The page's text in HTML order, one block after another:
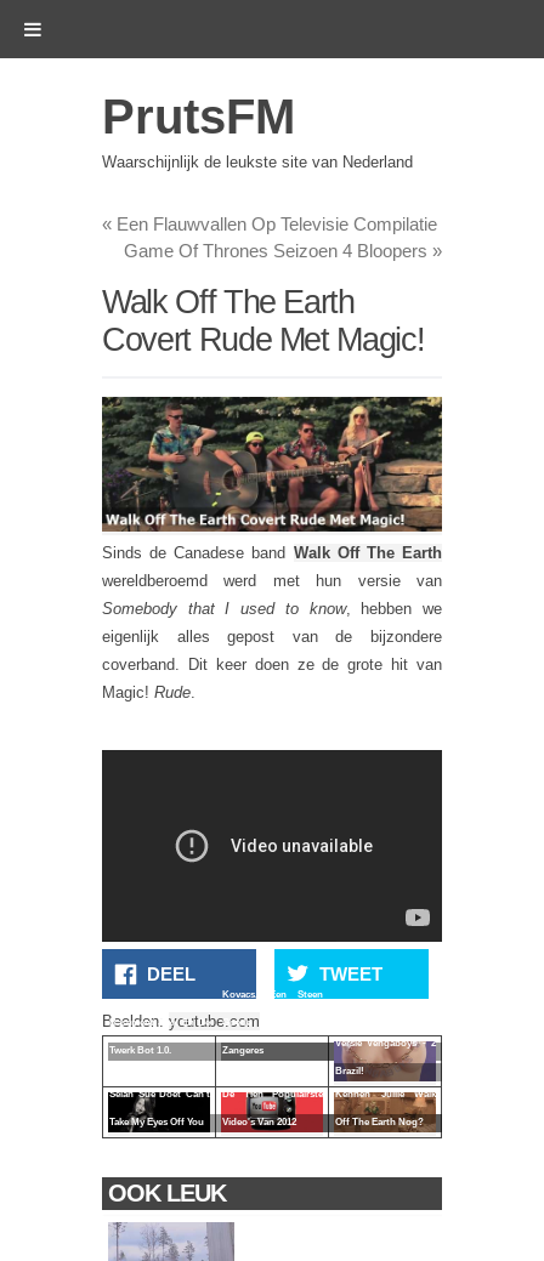
PrutsFM
Waarschijnlijk de leukste site van Nederland
« Een Flauwvallen Op Televisie Compilatie
Game Of Thrones Seizoen 4 Bloopers »
Walk Off The Earth
Covert Rude Met Magic!
Sinds de Canadese band Walk Off The Earth
wereldberoemd werd met hun versie van
Somebody that I used to know, hebben we
eigenlijk alles gepost van de bijzondere
coverband. Dit keer doen ze de grote hit van
Magic! Rude.
DEEL TWEET
Beelden: youtube.com
Basement Jaxx En De
Twerk Bot 1.0.
Kovacs, Een Steen
Goede Nederlandse
Zangeres
Versie Vengaboys - 2
Brazil!
Selah Sue Doet Can't
Take My Eyes Off You
De Tien Populairste
Video's Van 2012
Kennen Jullie Walk
Off The Earth Nog?
OOK LEUK